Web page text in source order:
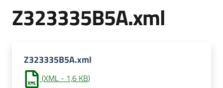
Novità
Z323335B5A.xml
Z323335B5A.xml
(XML - 1,6 KB)